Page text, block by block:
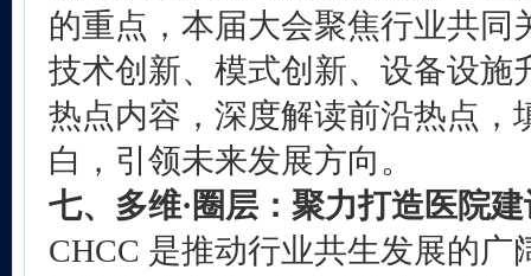
的重点，本届大会聚焦行业共同
技术创新、模式创新、设备设施
热点内容，深度解读前沿热点，
白，引领未来发展方向。
七、多维·圈层：聚力打造医院
CHCC 是推动行业共生发展的广